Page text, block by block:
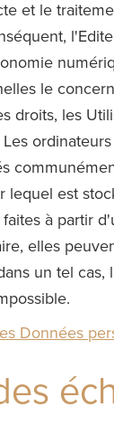
et le
le
les
est
à partir
elles
un tel
Données